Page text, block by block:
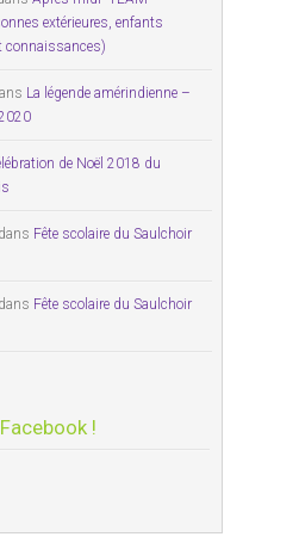
extérieures, enfants
connaissances)
La légende amérindienne –
de Noël 2018 du
dans Fête scolaire du Saulchoir
dans Fête scolaire du Saulchoir
!